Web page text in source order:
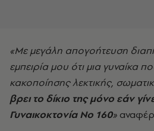
«Με μεγάλη απογοήτευση
εμπειρία μου ότι μια γυναίκα
κακοποίησης λεκτικής,
βρει το δίκιο της μόνο εάν
Γυναικοκτονία Νο 160»